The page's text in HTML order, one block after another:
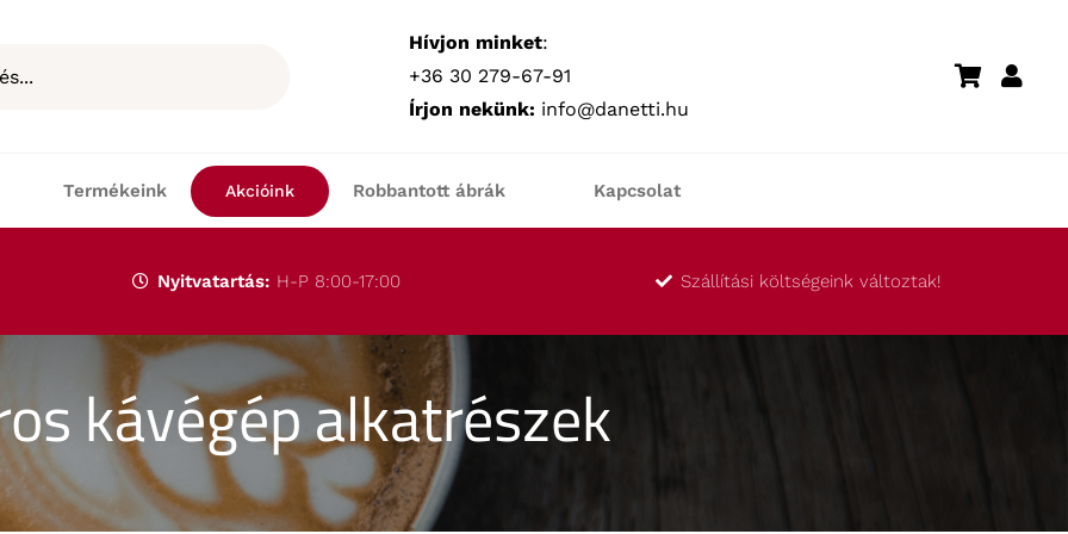
Hívjon minket:
+36 30 279-67-91
Írjon nekünk: info@danetti.hu
Termékeink Akcióink Robbantott ábrák Kapcsolat
Nyitvatartás: H-P 8:00-17:00 Szállítási költségeink változtak!
kávégép alkatrészek